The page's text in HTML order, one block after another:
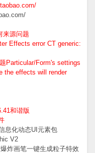
来源问题
Effects error CT generic:
Particular/Form's settings
the effects will render
和谐版
息化动态UI元素包
V2
炸画笔一键生成粒子特效